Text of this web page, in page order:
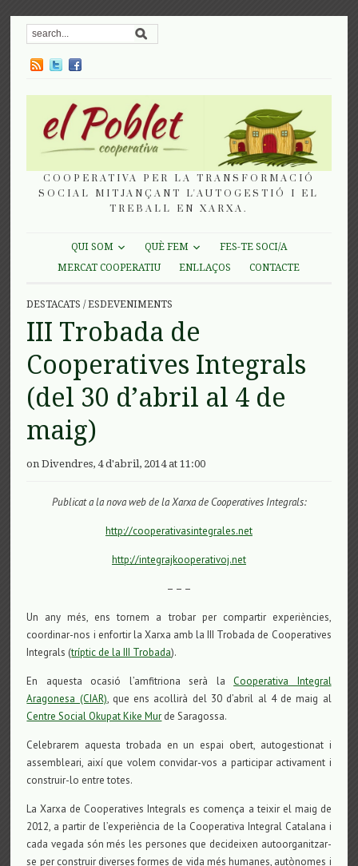
COOPERATIVA PER LA TRANSFORMACIÓ
SOCIAL MITJANÇANT L'AUTOGESTIÓ I EL
TREBALL EN XARXA.
QUI SOM QUÈ FEM
FES-TE SOCI/A
MERCAT COOPERATIU
ENLLAÇOS CONTACTE
DESTACATS /ESDEVENIMENTS
III Trobada de
Cooperatives Integrals
(del 30 d’abril al 4 de
maig)
on Divendres, 4 d'abril, 2014 at 11:00
Publicat a la nova web de la Xarxa de Cooperatives Integrals:
http://cooperativasintegrales.net
http://integrajkooperativoj.net
– – –
Un any més, ens tornem a trobar per compartir experiències,
coordinar-nos i enfortir la Xarxa amb la III Trobada de Cooperatives
Integrals (tríptic de la III Trobada).
En aquesta ocasió l’amfitriona serà la Cooperativa Integral
Aragonesa (CIAR), que ens acollirà del 30 d’abril al 4 de maig al
Centre Social Okupat Kike Mur de Saragossa.
Celebrarem aquesta trobada en un espai obert, autogestionat i
assembleari, així que volem convidar-vos a participar activament i
construir-lo entre totes.
La Xarxa de Cooperatives Integrals es comença a teixir el maig de
2012, a partir de l’experiència de la Cooperativa Integral Catalana i
cada vegada són més les persones que decideixen autoorganitzar-
se per construir diverses formes de vida més humanes, autònomes i